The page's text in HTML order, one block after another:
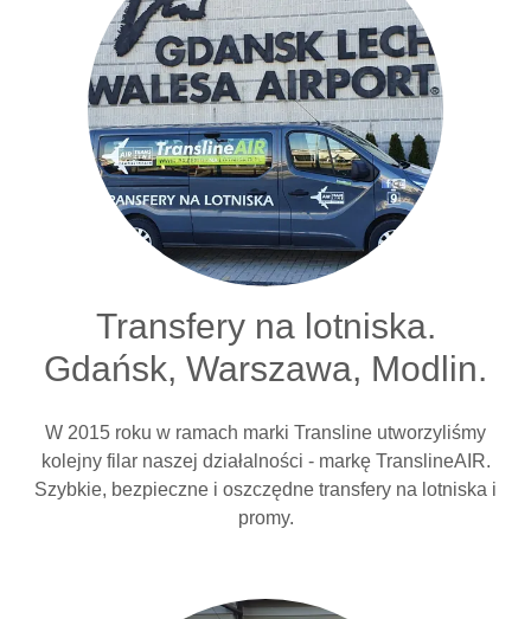
Transfery na lotniska.
Gdańsk, Warszawa, Modlin.
W 2015 roku w ramach marki Transline utworzyliśmy
kolejny filar naszej działalności - markę TranslineAIR.
Szybkie, bezpieczne i oszczędne transfery na lotniska i
promy.